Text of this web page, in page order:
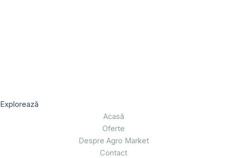
Explorează
Acasă
Oferte
Despre Agro Market
Contact